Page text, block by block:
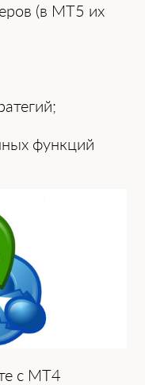
(в MT5 их
функций
с MT4